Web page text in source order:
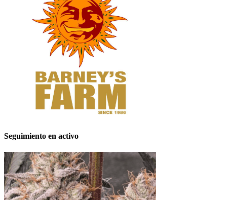
Seguimiento en activo